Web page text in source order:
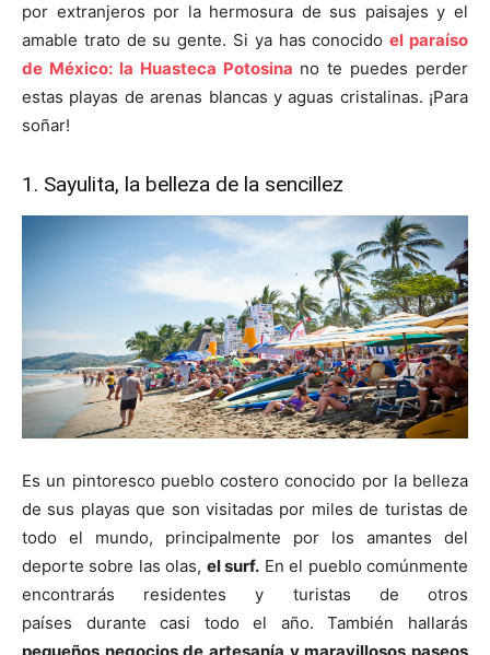
por extranjeros por la hermosura de sus paisajes y el
amable trato de su gente. Si ya has conocidoel paraíso
de México: la Huasteca Potosina no te puedes perder
estas playas de arenas blancas y aguas cristalinas. ¡Para
soñar!
1. Sayulita, la belleza de la sencillez
Es un pintoresco pueblo costero conocido por la belleza
de sus playas que son visitadas por miles de turistas de
todo el mundo, principalmente por los amantes del
deporte sobre las olas, el surf. En el pueblo comúnmente
encontrarás residentes y turistas de otros
países durante casi todo el año. También hallarás